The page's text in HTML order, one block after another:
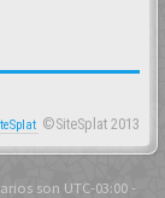
©SiteSplat 2013
son UTC-03:00-